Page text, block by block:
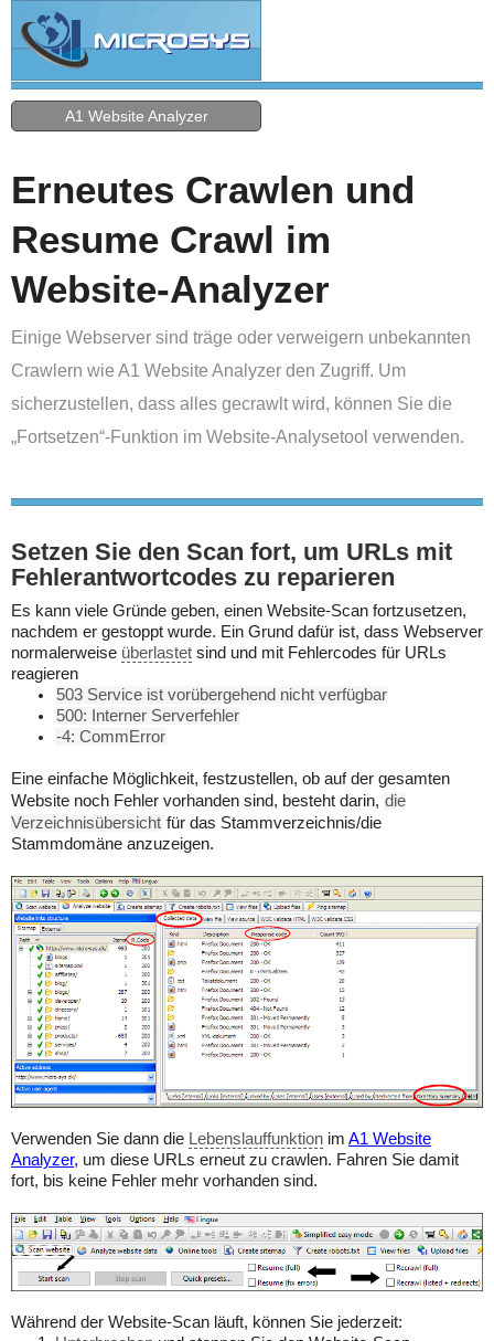
A1 Website Analyzer
Erneutes Crawlen und
Resume Crawl im
Website-Analyzer
Einige Webserver sind träge oder verweigern unbekannten
Crawlern wie A1 Website Analyzer den Zugriff. Um
sicherzustellen, dass alles gecrawlt wird, können Sie die
„Fortsetzen“-Funktion im Website-Analysetool verwenden.
Setzen Sie den Scan fort, um URLs mit
Fehlerantwortcodes zu reparieren
Es kann viele Gründe geben, einen Website-Scan fortzusetzen,
nachdem er gestoppt wurde. Ein Grund dafür ist, dass Webserver
normalerweise überlastet sind und mit Fehlercodes für URLs
reagieren
503 Service ist vorübergehend nicht verfügbar
500: Interner Serverfehler
-4: CommError
Eine einfache Möglichkeit, festzustellen, ob auf der gesamten
Website noch Fehler vorhanden sind, besteht darin, die
Verzeichnisübersicht für das Stammverzeichnis/die
Stammdomäne anzuzeigen.
Verwenden Sie dann die Lebenslauffunktion im A1 Website
Analyzer, um diese URLs erneut zu crawlen. Fahren Sie damit
fort, bis keine Fehler mehr vorhanden sind.
Während der Website-Scan läuft, können Sie jederzeit: